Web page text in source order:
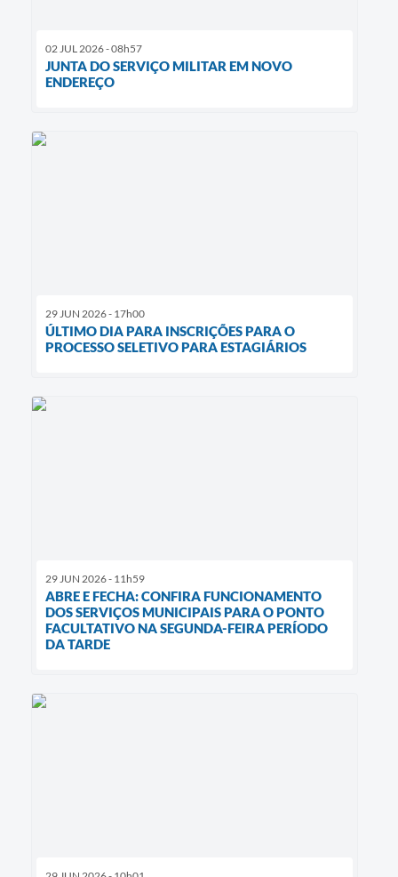
02 JUL 2026 - 08h57
JUNTA DO SERVIÇO MILITAR EM NOVO
ENDEREÇO
29 JUN 2026 - 17h00
ÚLTIMO DIA PARA INSCRIÇÕES PARA O
PROCESSO SELETIVO PARA ESTAGIÁRIOS
29 JUN 2026 - 11h59
ABRE E FECHA: CONFIRA FUNCIONAMENTO
DOS SERVIÇOS MUNICIPAIS PARA O PONTO
FACULTATIVO NA SEGUNDA-FEIRA PERÍODO
DA TARDE